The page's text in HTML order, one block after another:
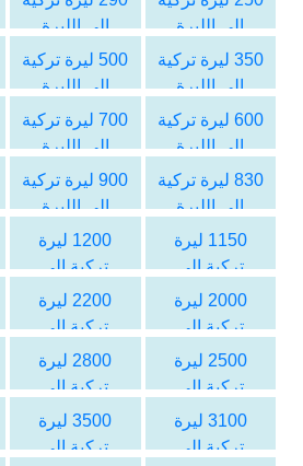
الى الليرة
السورية
الى الليرة
السورية
350 ليرة تركية
الى الليرة
السورية
500 ليرة تركية
الى الليرة
السورية
600 ليرة تركية
الى الليرة
السورية
700 ليرة تركية
الى الليرة
السورية
830 ليرة تركية
الى الليرة
السورية
900 ليرة تركية
الى الليرة
السورية
1150 ليرة
تركية الى
الليرة السورية
1200 ليرة
تركية الى
الليرة السورية
2000 ليرة
تركية الى
الليرة السورية
2200 ليرة
تركية الى
الليرة السورية
2500 ليرة
تركية الى
الليرة السورية
2800 ليرة
تركية الى
الليرة السورية
3100 ليرة
تركية الى
3500 ليرة
تركية الى